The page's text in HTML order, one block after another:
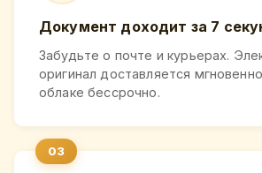
Документ доходит за 7
Забудьте о почте и курьерах.
оригинал доставляется
облаке бессрочно.